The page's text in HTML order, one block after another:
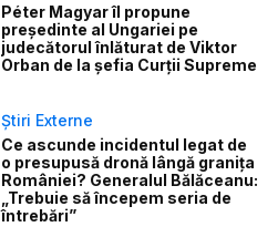
Péter Magyar îl propune
președinte al Ungariei pe
judecătorul înlăturat de Viktor
Orban de la șefia Curții Supreme
Știri Externe
Ce ascunde incidentul legat de
o presupusă dronă lângă granița
României? Generalul Bălăceanu:
„Trebuie să începem seria de
întrebări”